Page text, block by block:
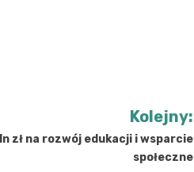
Kolejny:
zł na rozwój edukacji i wsparcie
społeczne